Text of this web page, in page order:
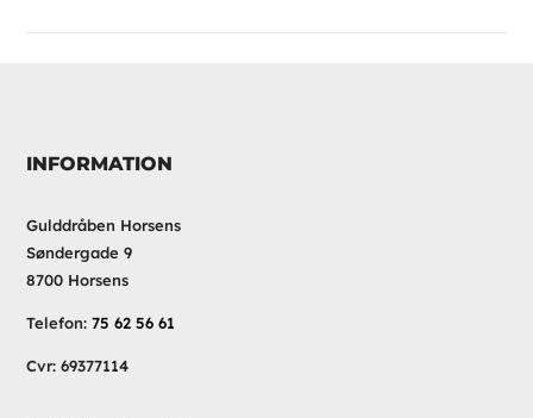
INFORMATION
Gulddråben Horsens
Søndergade 9
8700 Horsens
Telefon:75 62 56 61
Cvr: 69377114